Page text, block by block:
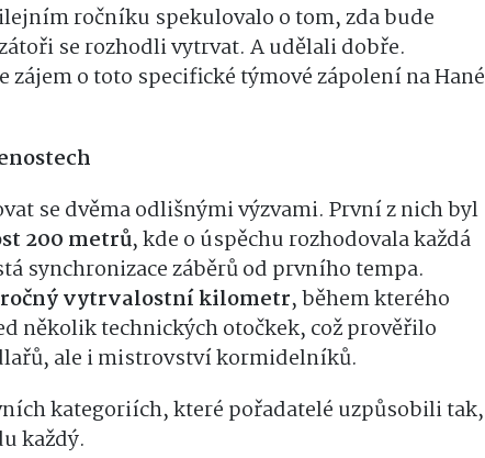
ročníku spekulovalo o tom, zda bude
se rozhodli vytrvat. A udělali dobře.
zájem o toto specifické týmové zápolení na Hané
se dvěma odlišnými výzvami. První z nich byl
200 metrů, kde o úspěchu rozhodovala každá
synchronizace záběrů od prvního tempa.
vytrvalostní kilometr, během kterého
několik technických otočkek, což prověřilo
ale i mistrovství kormidelníků.
kategoriích, které pořadatelé uzpůsobili tak,
každý.